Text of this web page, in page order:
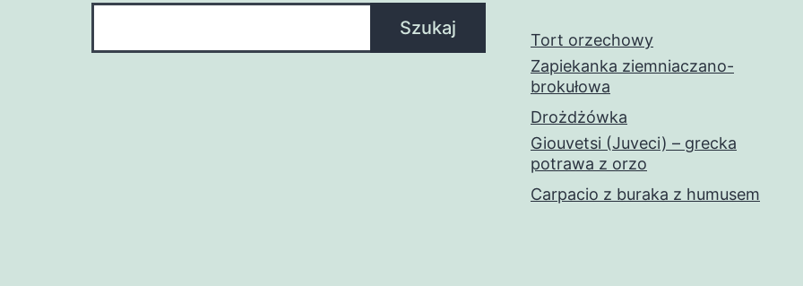
Szukaj
Tort orzechowy
Zapiekanka ziemniaczano-
brokułowa
Drożdżówka
Giouvetsi (Juveci) – grecka
potrawa z orzo
Carpacio z buraka z humusem